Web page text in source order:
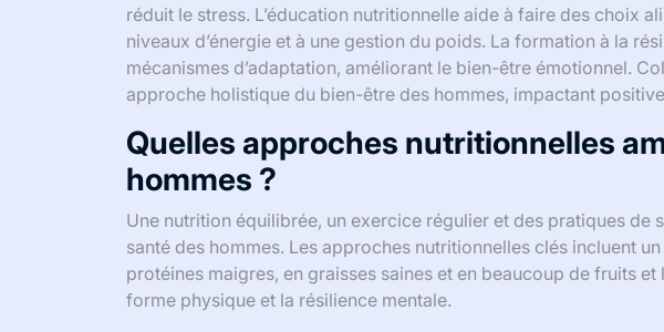
réduit le stress. L’éducation nutritionnelle aide à faire des choix
niveaux d’énergie et à une gestion du poids. La formation à la
mécanismes d’adaptation, améliorant le bien-être émotionnel.
approche holistique du bien-être des hommes, impactant
Quelles approches nutritionnelles
hommes ?
Une nutrition équilibrée, un exercice régulier et des pratiques de
santé des hommes. Les approches nutritionnelles clés incluent
protéines maigres, en graisses saines et en beaucoup de fruits
forme physique et la résilience mentale.